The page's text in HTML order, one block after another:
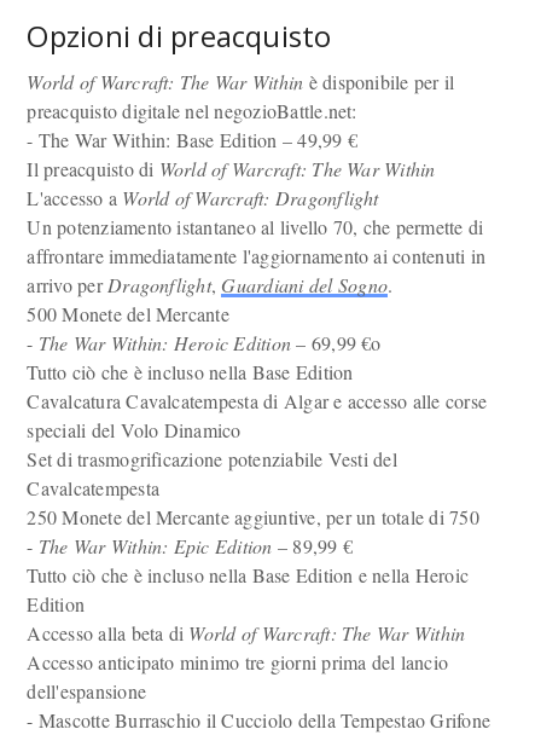
Opzioni di preacquisto
World of Warcraft: The War Within è disponibile per il
preacquisto digitale nel negozioBattle.net:
- The War Within: Base Edition – 49,99 €
Il preacquisto di World of Warcraft: The War Within
L'accesso a World of Warcraft: Dragonflight
Un potenziamento istantaneo al livello 70, che permette di
affrontare immediatamente l'aggiornamento ai contenuti in
arrivo perDragonflight, Guardiani del Sogno.
500 Monete del Mercante
- The War Within: Heroic Edition– 69,99 €o
Tutto ciò che è incluso nella Base Edition
Cavalcatura Cavalcatempesta di Algar e accesso alle corse
speciali del Volo Dinamico
Set di trasmogrificazione potenziabile Vesti del
Cavalcatempesta
250 Monete del Mercante aggiuntive, per un totale di 750
- The War Within: Epic Edition – 89,99 €
Tutto ciò che è incluso nella Base Edition e nella Heroic
Edition
Accesso alla beta di World of Warcraft: The War Within
Accesso anticipato minimo tre giorni prima del lancio
dell'espansione
- Mascotte Burraschio il Cucciolo della Tempestao Grifone